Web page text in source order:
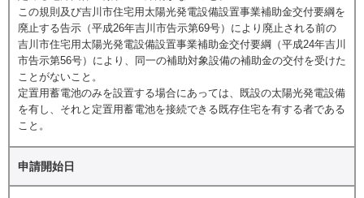
この規則及び吉川市住宅用太陽光発電設備設置事業補助金交付要綱を
廃止する告示（平成26年吉川市告示第69号）により廃止される前の
吉川市住宅用太陽光発電設備設置事業補助金交付要綱（平成24年吉川
市告示第56号）により、同一の補助対象設備の補助金の交付を受けた
ことがないこと。
定置用蓄電池のみを設置する場合にあっては、既設の太陽光発電設備
を有し、それと定置用蓄電池を接続できる既存住宅を有する者である
こと。
申請開始日